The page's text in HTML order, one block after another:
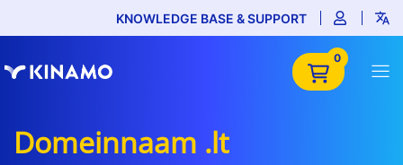
KNOWLEDGE BASE & SUPPORT
0
Domeinnaam .lt